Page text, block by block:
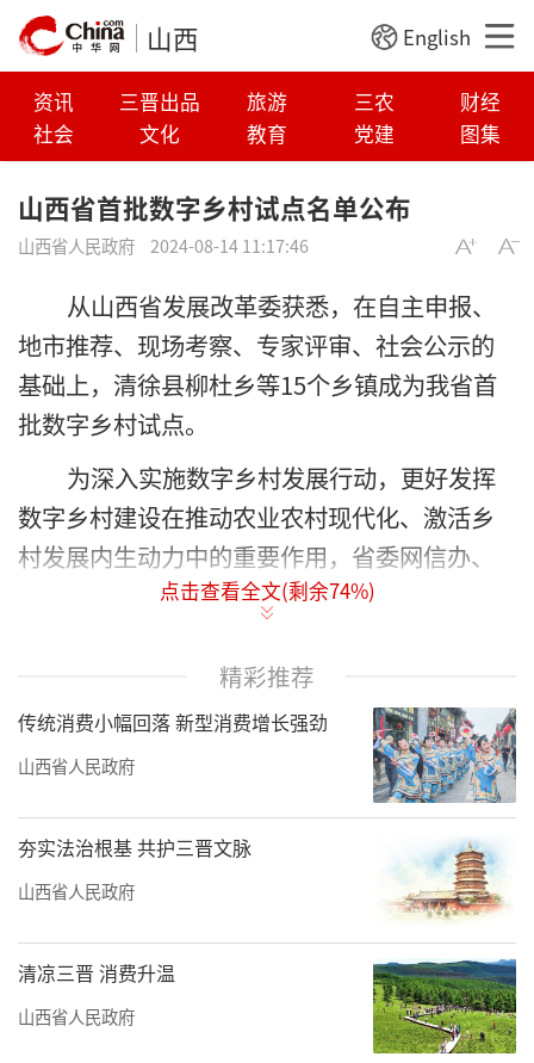
山西 English
资讯 三晋出品 旅游 三农
财经
社会
文化 教育 党建 图集
山西省首批数字乡村试点名单公布
山西省人民政府 2024-08-14 11:17:46
从山西省发展改革委获悉，在自主申报、
地市推荐、现场考察、专家评审、社会公示的
基础上，清徐县柳杜乡等15个乡镇成为我省首
批数字乡村试点。
为深入实施数字乡村发展行动，更好发挥
数字乡村建设在推动农业农村现代化、激活乡
村发展内生动力中的重要作用，省委网信办、
省农业农村厅、省发展改革委等部门于今年初
选一批乡（镇），在升级数字基础设施、创新
发展智慧农业、探索数字经济和网络文化新业
态、打造数字治理新模式、提升公共服务效能
等方面开展试点建设，探索不同区域条件下数
字乡村发展路径和方法，打造一批有特色、有
亮点的发展样板，挖掘一批可复制、可推广的
典型模式。
据了解，首批15个数字乡村试点分别是：
清徐县柳杜乡、阳曲县泥屯镇、大同市云州区
杜庄乡、朔州市平鲁区白堂乡、神池县东湖
点击查看全文(剩余74%)
精彩推荐
传统消费小幅回落 新型消费增长强劲
山西省人民政府
夯实法治根基 共护三晋文脉
山西省人民政府
清凉三晋 消费升温
山西省人民政府